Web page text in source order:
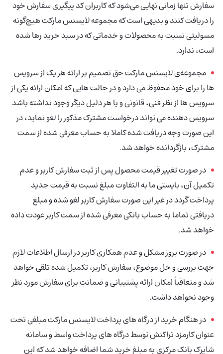
سفارش تنها زمانی نهایی می‌شود که کاربران کد پیگیری سفارش خود
را دریافت کنند و بدیهی است که مجموعه لایسنس مارکت هیچ‌گونه
مسولیتی نسبت به محصولات و خدماتی که در سبد خرید رها شده
است، ندارد.
مجموعه‌ی لایسنس مارکت حق تصمیم بر ارائه هر یک از سرویس
ها را برای خود محفوظ می دارد و در حالت هایی که امکان ارائه یکی از
سرویس ها از نظر فنی، قانونی و یا هر دلیل دیگر وجود نداشته باشد
سرویس دهنده می تواند درخواست مشترک مذکور را لغو نماید، در
این صورت وجه دریافت شده کاملا به حساب معرفی شده از سمت
مشترک، بازگردانده خواهد شد.
در صورت تغییر قیمت محصول پس از ثبت سفارش کاربر و عدم
تکمیل آن، بایستی ما به التفاوت مبلغ نسبت به قیمت جدید
پرداخت گردد در غیر این صورت سفارش کاربر لغو شده و مبلغ
دریافتی تماما به حساب بانکی معرفی شده از سمت کاربر عودت داده
خواهد شد.
در صورت بروز مشکل و عدم همکاری کاربر در ارسال اطلاعات لازم
جهت بررسی و حل موضوع، سفارش کاربر، تکمیل شده تلقی خواهد
شد و متعاقباً امکان ارائه پشتیبانی و ضمانت برای سفارش مورد نظر
وجود نخواهد داشت.
در هنگام خرید از درگاه های پرداخت لایسنس مارکت مبلغی تحت
عنوان کارمزد تراکنش توسط درگاه های پرداختواسطو سامانه
شاپرک بانک مرکزی به مبلغ خرید شما اضافه خواهد شد که این